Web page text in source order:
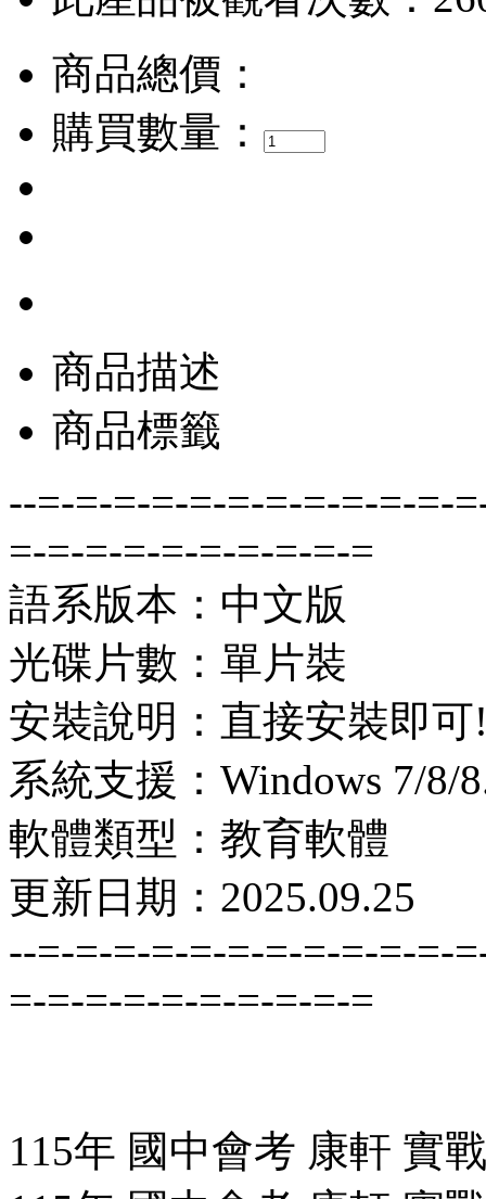
商品總價：
購買數量：
商品描述
商品標籤
--=-=-=-=-=-=-=-=-=-=-=-
=-=-=-=-=-=-=-=-=-=
語系版本：中文版
光碟片數：單片裝
安裝說明：直接安裝即可
系統支援：Windows 7/8/
軟體類型：教育軟體
更新日期：2025.09.25
--=-=-=-=-=-=-=-=-=-=-=-
=-=-=-=-=-=-=-=-=-=
115年 國中會考 康軒 實